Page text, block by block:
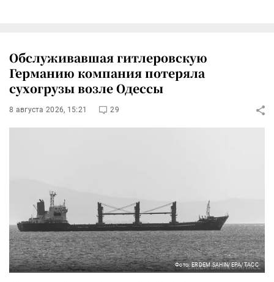
Обслуживавшая гитлеровскую
Германию компания потеряла
сухогрузы возле Одессы
8 августа 2026, 15:21 29
Фото: ERDEM SAHIN/EPA/ТАСС